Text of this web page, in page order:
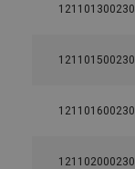
121101300230
121101500230
121101600230
121102000230